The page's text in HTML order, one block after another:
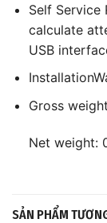
Self Service
calculate
USB
Installation
Gross
Net weight:
SẢN PHẨM